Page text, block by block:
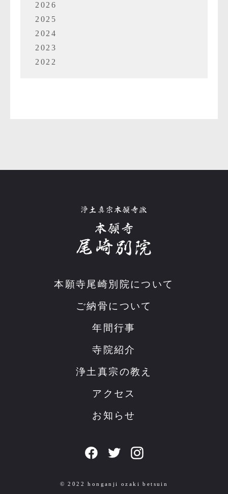
2026
2025
2024
2023
2022
本願寺尾崎別院について
ご納骨について
年間行事
寺院紹介
浄土真宗の教え
アクセス
お知らせ
© 2022 honganji ozaki betsuin